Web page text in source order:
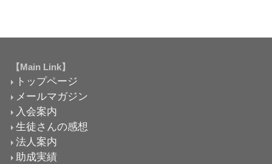
【Main Link】
トップページ
メールマガジン
入会案内
生徒さんの感想
法人案内
助成実績